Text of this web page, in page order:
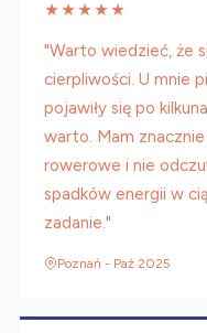
★★★★★
"Warto wiedzieć, że
cierpliwości. U mnie
pojawiły się po
warto. Mam
rowerowe i nie
spadków energii w
zadanie."
Poznań - Paź 2025